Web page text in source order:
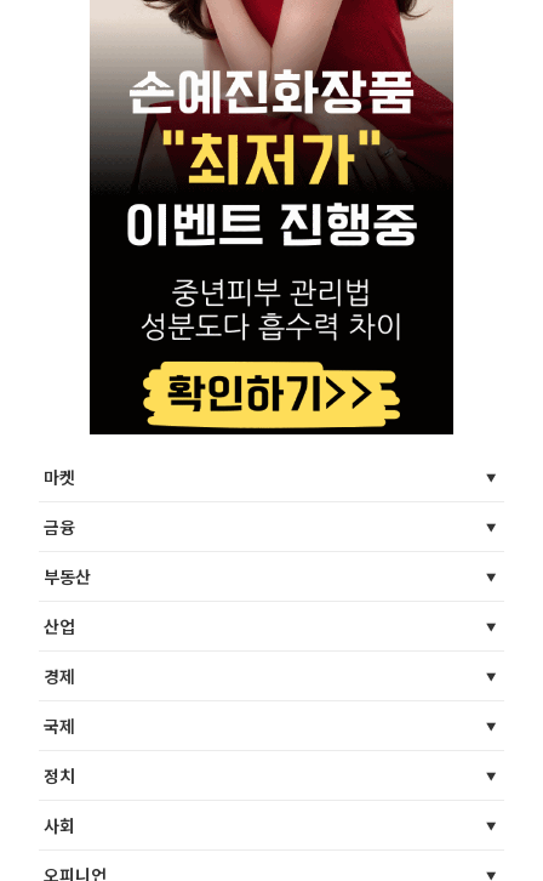
마켓
금융
부동산
산업
경제
국제
정치
사회
오피니언